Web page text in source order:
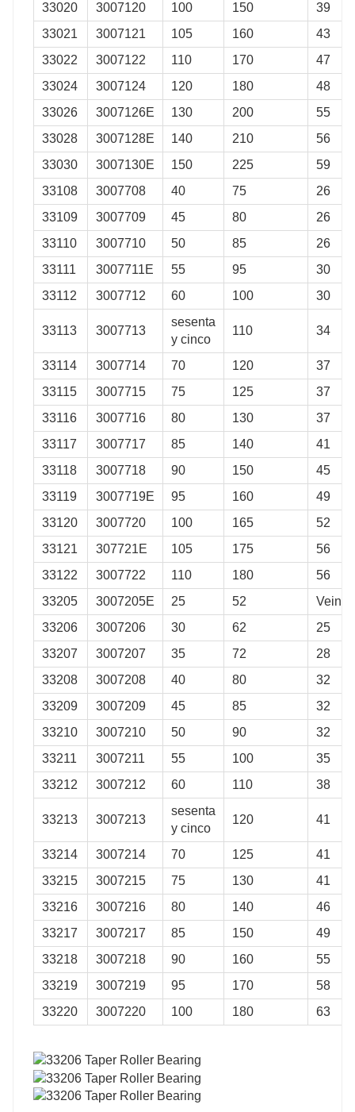
33020
3007120 100 150
39
33021
3007121 105 160
43
33022
3007122 110 170
47
33024
3007124 120 180
48
33026
3007126E 130 200
55
33028
3007128E 140 210
56
33030
3007130E 150 225
59
33108
3007708 40 75
26
33109
3007709 45 80
26
33110
3007710 50 85
26
33111
3007711E 55 95
30
33112
3007712 60 100 30
33113 3007713
sesenta
y cinco
110 34
33114 3007714 70 120
37
33115
3007715 75 125
37
33116
3007716 80 130
37
33117
3007717 85 140
41
33118
3007718 90 150
45
33119
3007719E 95 160
49
33120
3007720 100 165
52
33121
307721E 105 175
56
33122
3007722 110 180
56
33205
3007205E 25 52
33206
3007206 30 62
25
33207
3007207 35 72
28
33208
3007208 40 80
32
33209
3007209 45 85
32
33210
3007210 50 90
32
33211
3007211 55 100
35
33212
3007212 60 110 38
33213 3007213
sesenta
y cinco
120 41
33214 3007214 70 125
41
33215
3007215 75 130
41
33216
3007216 80 140
46
33217
3007217 85 150
49
33218
3007218 90 160
55
33219
3007219 95 170
58
33220
3007220 100 180 63